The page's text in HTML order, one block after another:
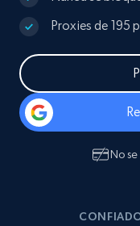
Proxies de 195
No